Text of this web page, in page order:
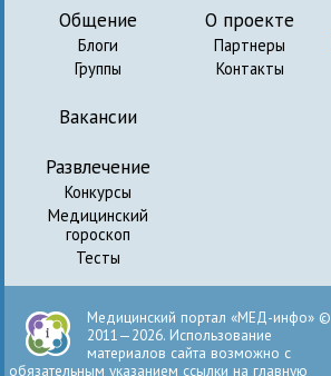
Общение
Блоги
Группы
Вакансии
Развлечение
Конкурсы
Медицинский
гороскоп
Тесты
О проекте
Партнеры
Контакты
Медицинский портал «МЕД-инфо» ©
2011—2026. Использование
материалов сайта возможно с
обязательным указанием ссылки на главную